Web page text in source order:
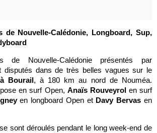
de Nouvelle-Calédonie, Longboard, Sup,
de Nouvelle-Calédonie présentés par
disputés dans de très belles vagues sur le
Bourail, à 180 km au nord de Nouméa.
en surf Open, Anaïs Rouveyrolen surf
en longboard Open et Davy Bervas en
sont déroulés pendant le long week-end de